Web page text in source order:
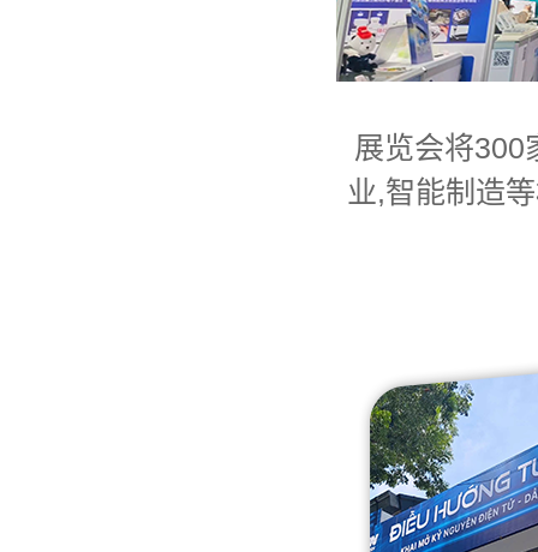
展览会将300
业,智能制造